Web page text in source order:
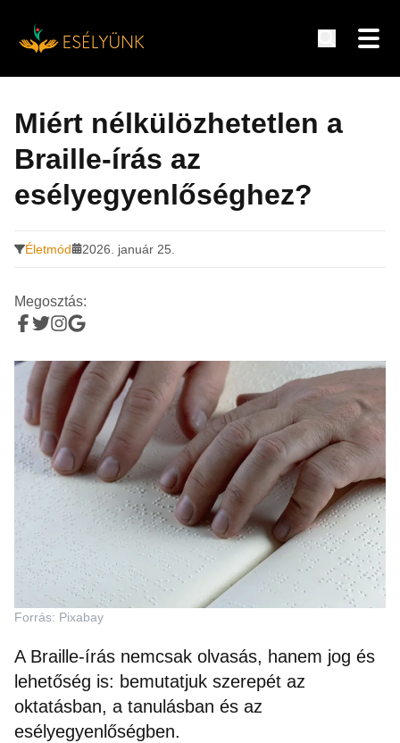
tartalomra
Miért nélkülözhetetlen a
Braille-írás az
esélyegyenlőséghez?
Életmód 2026. január 25.
Megosztás:
Forrás: Pixabay
A Braille-írás nemcsak olvasás, hanem jog és
lehetőség is: bemutatjuk szerepét az
oktatásban, a tanulásban és az
esélyegyenlőségben.